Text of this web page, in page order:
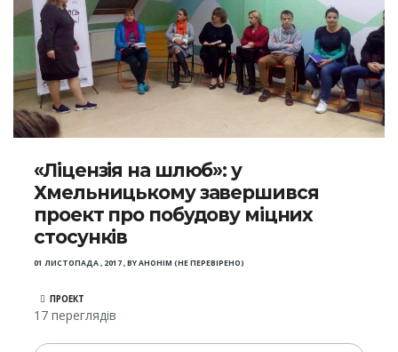
«Ліцензія на шлюб»: у
Хмельницькому завершився
проект про побудову міцних
стосунків
01 ЛИСТОПАДА , 2017,BYАНОНІМ (НЕ ПЕРЕВІРЕНО)
ПРОЕКТ
17 переглядів